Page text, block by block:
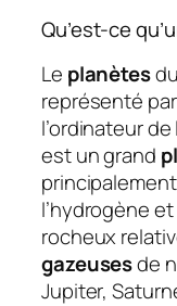
Qu’est-ce
Le planètes
représenté
l’ordinateur de
est un grand
l’hydrogène
rocheux
gazeusesde
Jupiter,